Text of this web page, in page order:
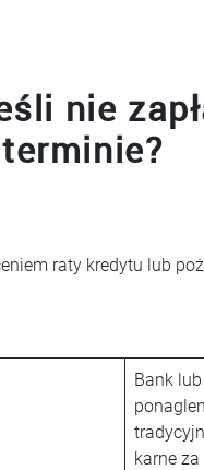
nie
raty kredytu lub
Bank
karne